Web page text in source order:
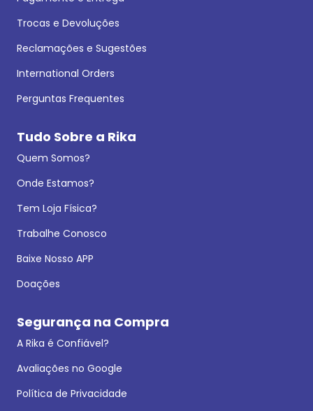
Trocas e Devoluções
Reclamações e Sugestões
International Orders
Perguntas Frequentes
Tudo Sobre a Rika
Quem Somos?
Onde Estamos?
Tem Loja Física?
Trabalhe Conosco
Baixe Nosso APP
Doações
Segurança na Compra
A Rika é Confiável?
Avaliações no Google
Política de Privacidade